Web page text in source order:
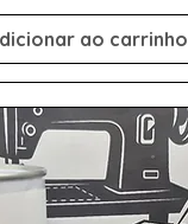
ao carrinho